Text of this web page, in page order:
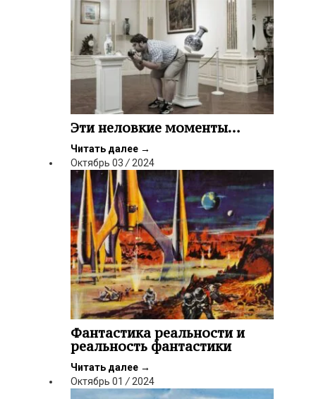
Эти неловкие моменты…
Читать далее →
Октябрь 03 / 2024
Фантастика реальности и
реальность фантастики
Читать далее →
Октябрь 01 / 2024